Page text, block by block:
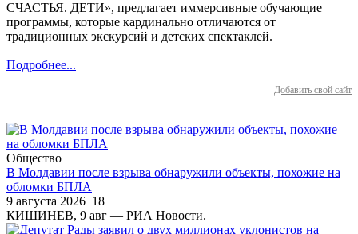
СЧАСТЬЯ. ДЕТИ», предлагает иммерсивные обучающие
программы, которые кардинально отличаются от
традиционных экскурсий и детских спектаклей.
Подробнее...
Добавить свой сайт
Общество
В Молдавии после взрыва обнаружили объекты, похожие на
обломки БПЛА
9 августа 2026 18
КИШИНЕВ, 9 авг — РИА Новости.